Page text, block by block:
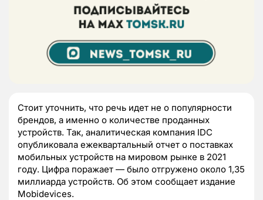
Стоит уточнить, что речь идет не о популярности
брендов, а именно о количестве проданных
устройств. Так, аналитическая компания IDC
опубликовала ежеквартальный отчет о поставках
мобильных устройств на мировом рынке в 2021
году. Цифра поражает — было отгружено около 1,35
миллиарда устройств. Об этом сообщает издание
Mobidevices.